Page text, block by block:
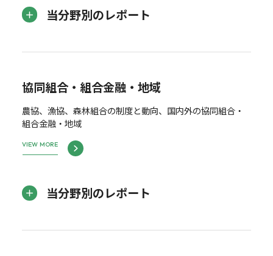
当分野別のレポート
協同組合・組合金融・地域
農協、漁協、森林組合の制度と動向、国内外の協同組合・
組合金融・地域
VIEW MORE
当分野別のレポート